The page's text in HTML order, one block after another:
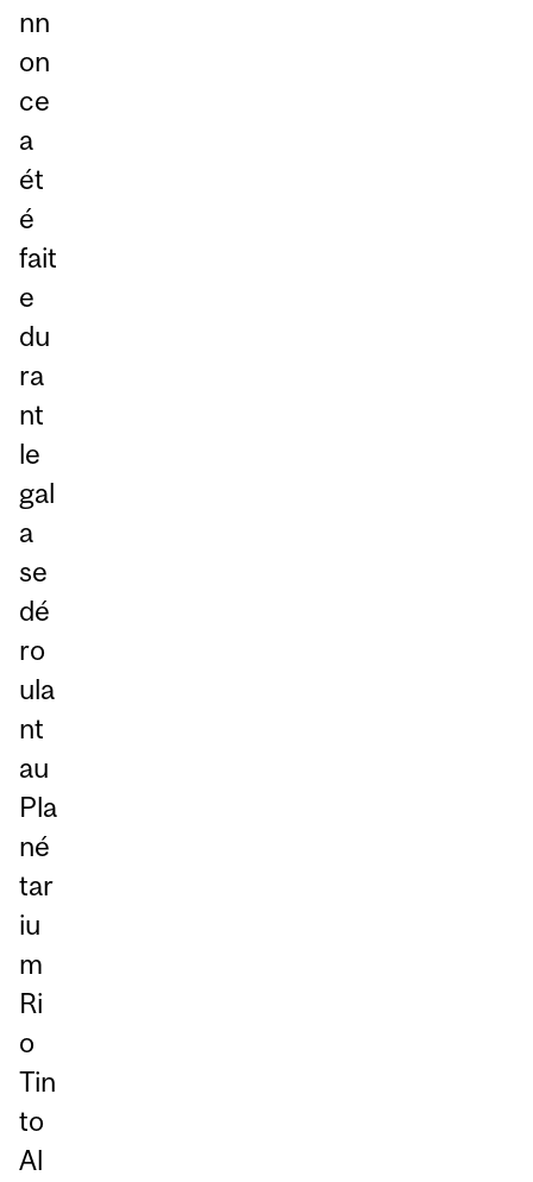
nn
on
ce
a
ét
é
fait
e
du
ra
nt
le
gal
a
se
dé
ro
ula
nt
au
Pla
né
tar
iu
m
Ri
o
Tin
to
Al